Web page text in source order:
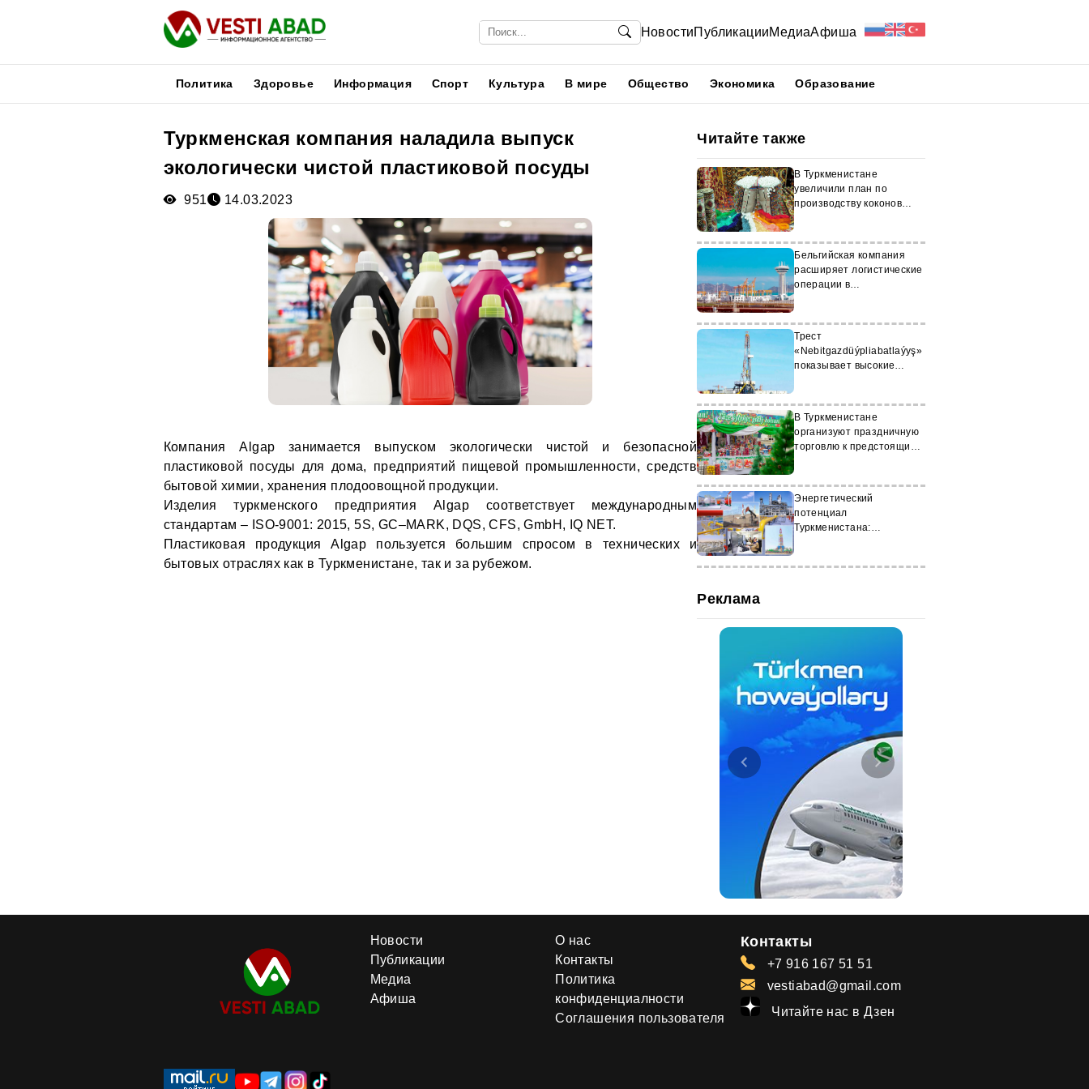
НовостиПубликацииМедиаАфиша
Политика Здоровье Информация Спорт Культура В мире Общество Экономика Образование
Туркменская компания наладила выпуск
экологически чистой пластиковой посуды
951 14.03.2023
Компания Algap занимается выпуском экологически чистой и безопасной
пластиковой посуды для дома, предприятий пищевой промышленности, средств
бытовой химии, хранения плодоовощной продукции.
Изделия туркменского предприятия Algap соответствует международным
стандартам – ISO-9001: 2015, 5S, GC–MARK, DQS, CFS, GmbH, IQ NET.
Пластиковая продукция Algap пользуется большим спросом в технических и
бытовых отраслях как в Туркменистане, так и за рубежом.
Читайте также
В Туркменистане
увеличили план по
производству коконов
Бельгийская компания
расширяет логистические
операции в
Трест
«Nebitgazdüýpliabatlaýyş»
показывает высокие
В Туркменистане
организуют праздничную
торговлю к предстоящим
Энергетический
потенциал
Туркменистана:
Реклама
Новости
Публикации
Медиа
Афиша
О нас
Контакты
Политика
конфиденциалности
Соглашения пользователя
Контакты
+7 916 167 51 51
vestiabad@gmail.com
Читайте нас в Дзен